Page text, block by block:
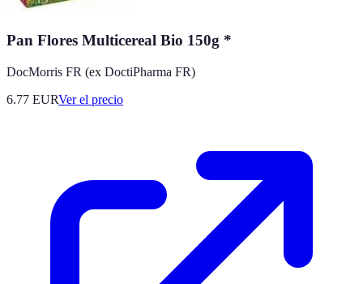
Pan Flores Multicereal Bio 150g *
DocMorris FR (ex DoctiPharma FR)
6.77 EURVer el precio